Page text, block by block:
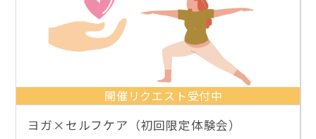
開催リクエスト受付中
ヨガ×セルフケア（初回限定体験会）